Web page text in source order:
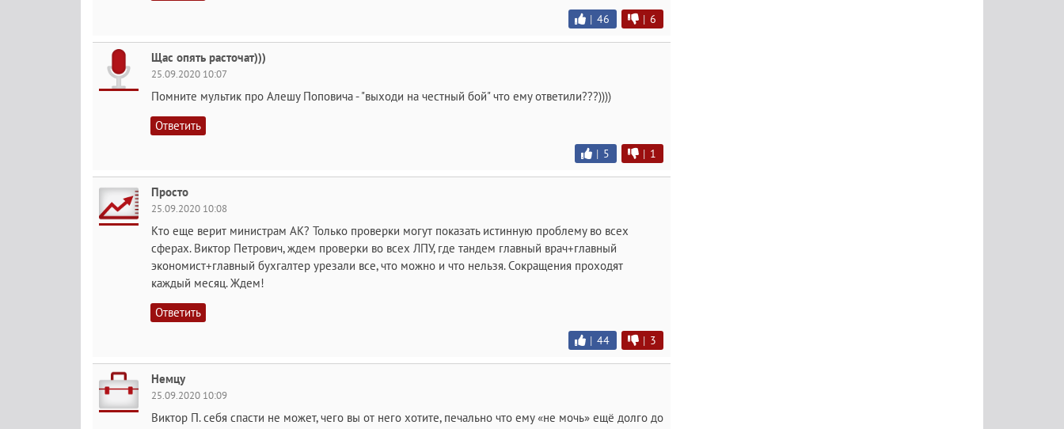
| 46 | 6
Щас опять расточат)))
25.09.2020 10:07
Помните мультик про Алешу Поповича - "выходи на честный бой" что ему ответили???))))
Ответить
| 5 | 1
Просто
25.09.2020 10:08
Кто еще верит министрам АК? Только проверки могут показать истинную проблему во всех
сферах. Виктор Петрович, ждем проверки во всех ЛПУ, где тандем главный врач+главный
экономист+главный бухгалтер урезали все, что можно и что нельзя. Сокращения проходят
каждый месяц. Ждем!
Ответить
| 44 | 3
Немцу
25.09.2020 10:09
Виктор П. себя спасти не может, чего вы от него хотите, печально что ему «не мочь» ещё долго до